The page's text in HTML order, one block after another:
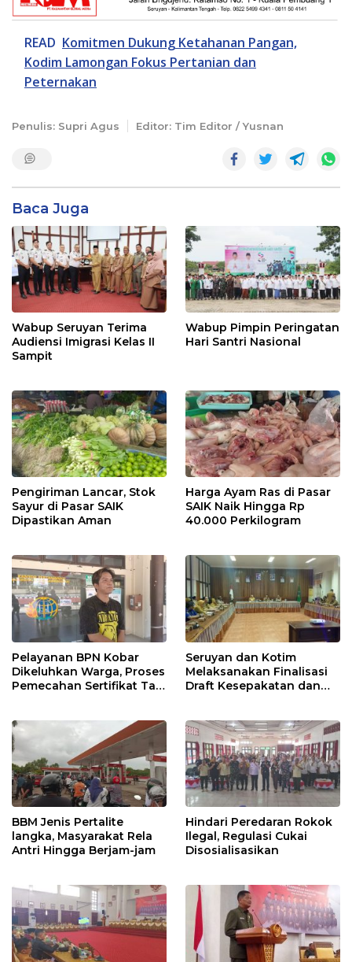
READ Komitmen Dukung Ketahanan Pangan,
Kodim Lamongan Fokus Pertanian dan
Peternakan
Penulis: Supri Agus Editor: Tim Editor / Yusnan
Baca Juga
Wabup Seruyan Terima
Audiensi Imigrasi Kelas II
Sampit
Wabup Pimpin Peringatan
Hari Santri Nasional
Pengiriman Lancar, Stok
Sayur di Pasar SAIK
Dipastikan Aman
Harga Ayam Ras di Pasar
SAIK Naik Hingga Rp
40.000 Perkilogram
Pelayanan BPN Kobar
Dikeluhkan Warga, Proses
Pemecahan Sertifikat Tak
Seruyan dan Kotim
Melaksanakan Finalisasi
Draft Kesepakatan dan
BBM Jenis Pertalite
langka, Masyarakat Rela
Antri Hingga Berjam-jam
Hindari Peredaran Rokok
Ilegal, Regulasi Cukai
Disosialisasikan